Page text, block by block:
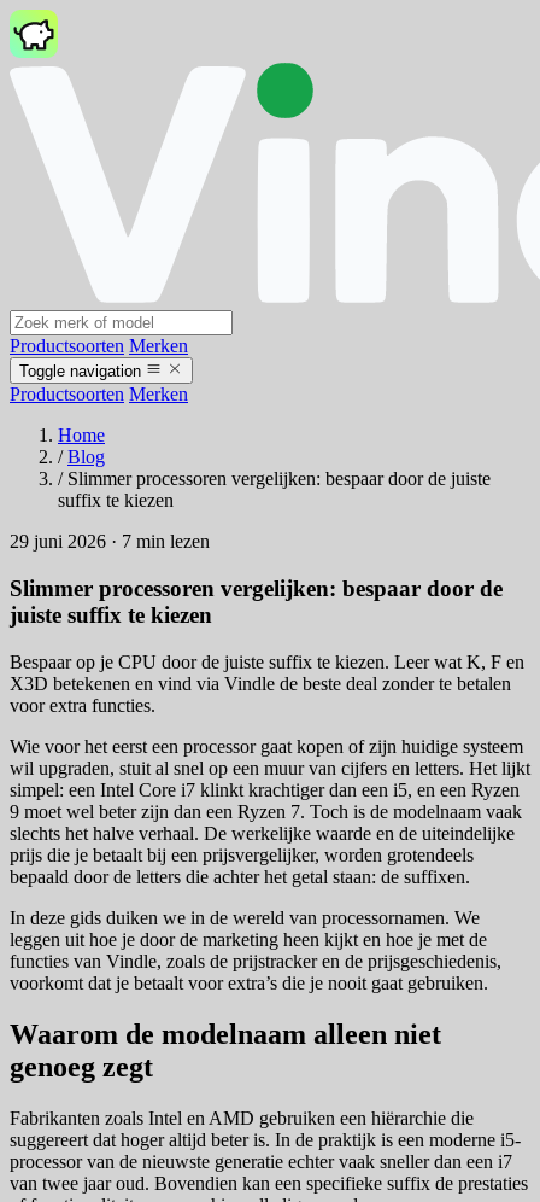
Productsoorten Merken
Toggle navigation
Productsoorten Merken
Home
/ Blog
/ Slimmer processoren vergelijken: bespaar door de juiste
suffix te kiezen
29 juni 2026 · 7 min lezen
Slimmer processoren vergelijken: bespaar door de
juiste suffix te kiezen
Bespaar op je CPU door de juiste suffix te kiezen. Leer wat K, F en
X3D betekenen en vind via Vindle de beste deal zonder te betalen
voor extra functies.
Wie voor het eerst een processor gaat kopen of zijn huidige systeem
wil upgraden, stuit al snel op een muur van cijfers en letters. Het lijkt
simpel: een Intel Core i7 klinkt krachtiger dan een i5, en een Ryzen
9 moet wel beter zijn dan een Ryzen 7. Toch is de modelnaam vaak
slechts het halve verhaal. De werkelijke waarde en de uiteindelijke
prijs die je betaalt bij een prijsvergelijker, worden grotendeels
bepaald door de letters die achter het getal staan: de suffixen.
In deze gids duiken we in de wereld van processornamen. We
leggen uit hoe je door de marketing heen kijkt en hoe je met de
functies van Vindle, zoals de prijstracker en de prijsgeschiedenis,
voorkomt dat je betaalt voor extra’s die je nooit gaat gebruiken.
Waarom de modelnaam alleen niet
genoeg zegt
Fabrikanten zoals Intel en AMD gebruiken een hiërarchie die
suggereert dat hoger altijd beter is. In de praktijk is een moderne i5-
processor van de nieuwste generatie echter vaak sneller dan een i7
van twee jaar oud. Bovendien kan een specifieke suffix de prestaties